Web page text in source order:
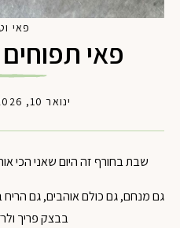
פאי
פאי
ינואר 10, 2026
שבת בחורף זה היום שאני הכי
גם מנחם, גם כולם אוהבים, גם
בבצק פריך